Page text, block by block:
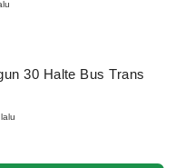
30 Halte Bus Trans